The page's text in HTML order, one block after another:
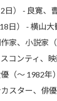
） - 良寛、
日） - 横山大
家、小説家（
コンティ、映
（～ 1982年）
スター、俳優